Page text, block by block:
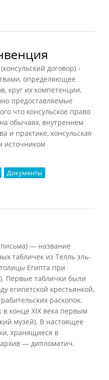
договор) -
определяющее
круг их компетенции,
предоставляемые
что консульское право
обычаях, внутреннем
и практике, консульская
источником
Документы
— название
табличек из Телль эль-
Египта при
Первые таблички были
египетской крестьянкой,
раскопок.
конце XIX века первым
музей). В настоящее
хранящиеся в
— дипломатич.